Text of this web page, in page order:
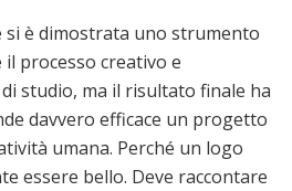
si è dimostrata uno strumento
processo creativo e
studio, ma il risultato finale ha
davvero efficace un progetto
umana. Perché un logo
essere bello. Deve raccontare